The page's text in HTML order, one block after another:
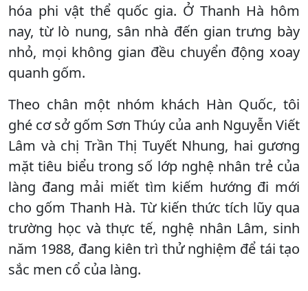
hóa phi vật thể quốc gia. Ở Thanh Hà hôm
nay, từ lò nung, sân nhà đến gian trưng bày
nhỏ, mọi không gian đều chuyển động xoay
quanh gốm.
Theo chân một nhóm khách Hàn Quốc, tôi
ghé cơ sở gốm Sơn Thúy của anh Nguyễn Viết
Lâm và chị Trần Thị Tuyết Nhung, hai gương
mặt tiêu biểu trong số lớp nghệ nhân trẻ của
làng đang mải miết tìm kiếm hướng đi mới
cho gốm Thanh Hà. Từ kiến thức tích lũy qua
trường học và thực tế, nghệ nhân Lâm, sinh
năm 1988, đang kiên trì thử nghiệm để tái tạo
sắc men cổ của làng.